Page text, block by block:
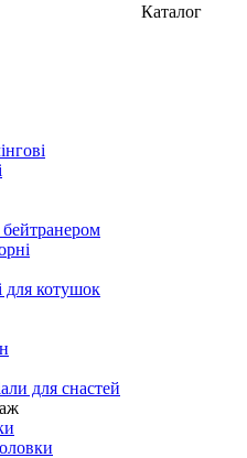
Каталог
бейтранером
для котушок
для снастей